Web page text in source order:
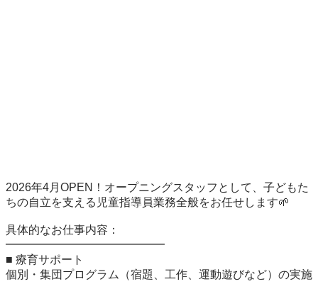
2026年4月OPEN！オープニングスタッフとして、子どもた
ちの自立を支える児童指導員業務全般をお任せします🌱
具体的なお仕事内容：
━━━━━━━━━━━━━━
■ 療育サポート
個別・集団プログラム（宿題、工作、運動遊びなど）の実施